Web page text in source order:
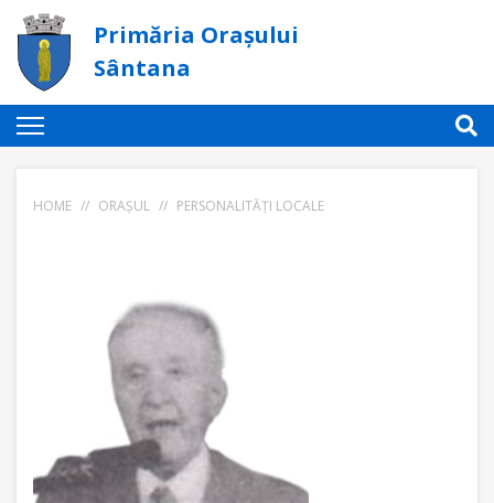
Primăria Orașului
Sântana
HOME // ORAȘUL // PERSONALITĂȚI LOCALE